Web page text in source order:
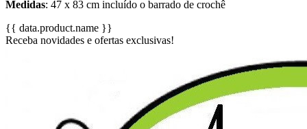
Medidas: 47 x 83 cm incluído o barrado de crochê
{{ data.product.name }}
Receba novidades e ofertas exclusivas!